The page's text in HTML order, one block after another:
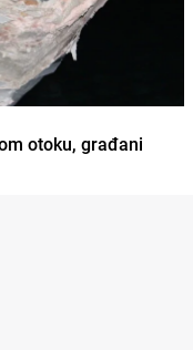
otoku, građani